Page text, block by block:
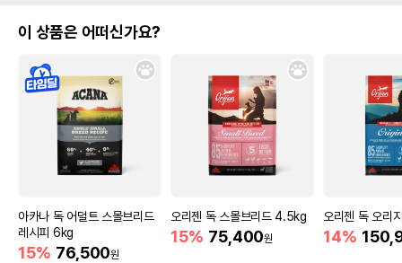
이 상품은 어떠신가요?
아카나 독 어덜트 스몰브리드
레시피 6kg
15% 76,500원
오리젠 독 스몰브리드 4.5kg
15% 75,400원
오리젠 독 오리
14%